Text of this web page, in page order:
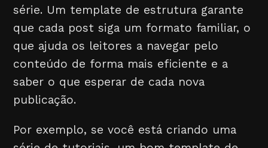
série. Um template de estrutura garante
que cada post siga um formato familiar, o
que ajuda os leitores a navegar pelo
conteúdo de forma mais eficiente e a
saber o que esperar de cada nova
publicação.
Por exemplo, se você está criando uma